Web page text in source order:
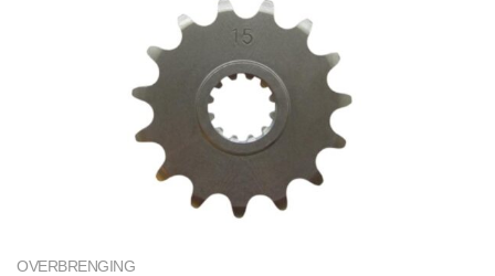
OVERBRENGING